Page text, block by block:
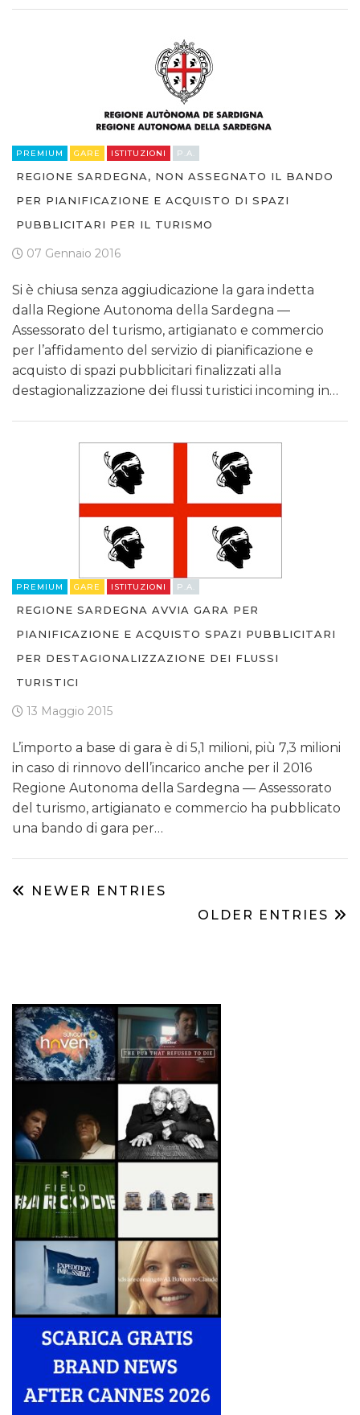
PREMIUM GARE ISTITUZIONI P.A.
REGIONE SARDEGNA, NON ASSEGNATO IL BANDO
PER PIANIFICAZIONE E ACQUISTO DI SPAZI
PUBBLICITARI PER IL TURISMO
07 Gennaio 2016
Si è chiusa senza aggiudicazione la gara indetta
dalla Regione Autonoma della Sardegna —
Assessorato del turismo, artigianato e commercio
per l’affidamento del servizio di pianificazione e
acquisto di spazi pubblicitari finalizzati alla
destagionalizzazione dei flussi turistici incoming in…
PREMIUM GARE ISTITUZIONI P.A.
REGIONE SARDEGNA AVVIA GARA PER
PIANIFICAZIONE E ACQUISTO SPAZI PUBBLICITARI
PER DESTAGIONALIZZAZIONE DEI FLUSSI
TURISTICI
13 Maggio 2015
L’importo a base di gara è di 5,1 milioni, più 7,3 milioni
in caso di rinnovo dell’incarico anche per il 2016
Regione Autonoma della Sardegna — Assessorato
del turismo, artigianato e commercio ha pubblicato
una bando di gara per…
NEWER ENTRIES
OLDER ENTRIES